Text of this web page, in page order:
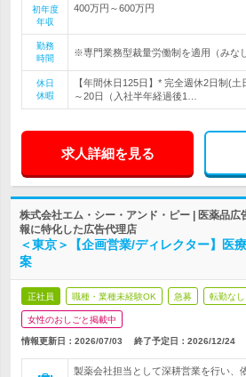
初年度
年収
400万円～600万円
勤務
時間
※専門業務型裁量労働制を適用（みな
休日
休暇
【年間休日125日】* 完全週休2日制(
～20日（入社半年経過後1…
求人詳細を見る
株式会社エム・シー・アンド・ピー | 医薬品広
報に特化した広告代理店
＜東京＞【企画営業/ディレクター】医
案
正社員 職種・業種未経験OK 急募 転勤なし
女性のおしごと掲載中
情報更新日：2026/07/03 終了予定日： 2026/12/24
製薬会社担当として深耕営業を行い、